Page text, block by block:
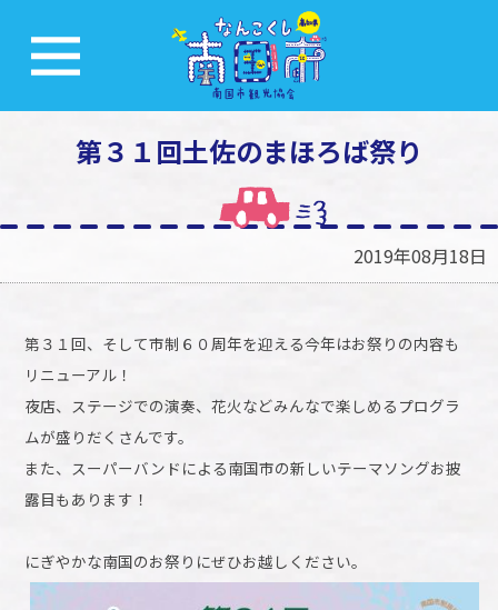
第３１回土佐のまほろば祭り
2019年08月18日
第３１回、そして市制６０周年を迎える今年はお祭りの内容も
リニューアル！
夜店、ステージでの演奏、花火などみんなで楽しめるプログラ
ムが盛りだくさんです。
また、スーパーバンドによる南国市の新しいテーマソングお披
露目もあります！
にぎやかな南国のお祭りにぜひお越しください。